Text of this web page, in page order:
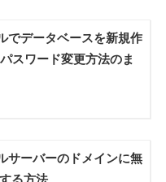
でデータベースを新規作
スワード変更方法のま
サーバーのドメインに無